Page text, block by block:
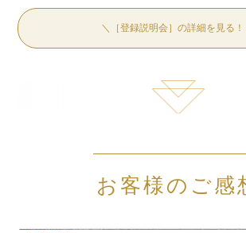
＼［登録説明会］の詳細を見る！
お客様のご感